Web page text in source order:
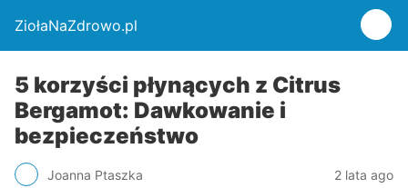
ZiołaNaZdrowo.pl
5 korzyści płynących z Citrus
Bergamot: Dawkowanie i
bezpieczeństwo
Joanna Ptaszka 2 lata ago